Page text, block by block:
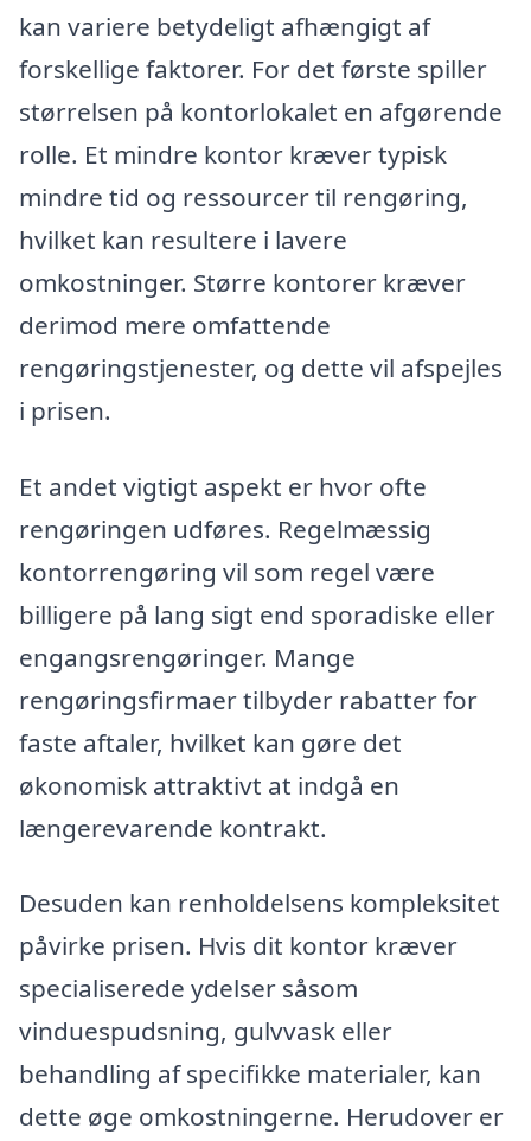
kan variere betydeligt afhængigt af
forskellige faktorer. For det første spiller
størrelsen på kontorlokalet en afgørende
rolle. Et mindre kontor kræver typisk
mindre tid og ressourcer til rengøring,
hvilket kan resultere i lavere
omkostninger. Større kontorer kræver
derimod mere omfattende
rengøringstjenester, og dette vil afspejles
i prisen.
Et andet vigtigt aspekt er hvor ofte
rengøringen udføres. Regelmæssig
kontorrengøring vil som regel være
billigere på lang sigt end sporadiske eller
engangsrengøringer. Mange
rengøringsfirmaer tilbyder rabatter for
faste aftaler, hvilket kan gøre det
økonomisk attraktivt at indgå en
længerevarende kontrakt.
Desuden kan renholdelsens kompleksitet
påvirke prisen. Hvis dit kontor kræver
specialiserede ydelser såsom
vinduespudsning, gulvvask eller
behandling af specifikke materialer, kan
dette øge omkostningerne. Herudover er